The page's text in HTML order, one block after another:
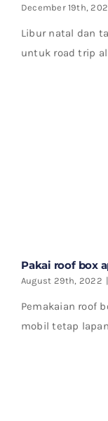
December 19th,
Libur natal dan
untuk road trip
Pakai roof box
August 29th, 2022 |
Pemakaian roof
mobil tetap